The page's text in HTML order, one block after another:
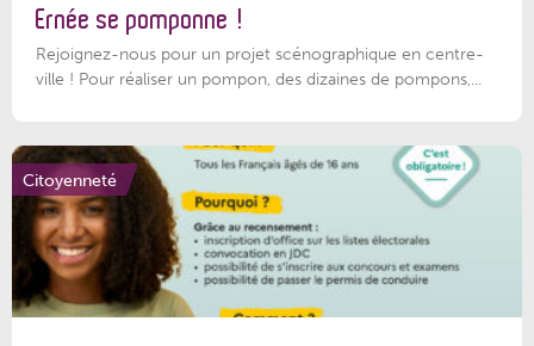
Ernée se pomponne !
Rejoignez-nous pour un projet scénographique en centre-
ville ! Pour réaliser un pompon, des dizaines de pompons,...
Citoyenneté